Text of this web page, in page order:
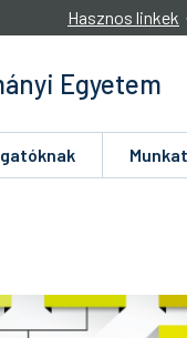
Hasznos linkek
Egyetem